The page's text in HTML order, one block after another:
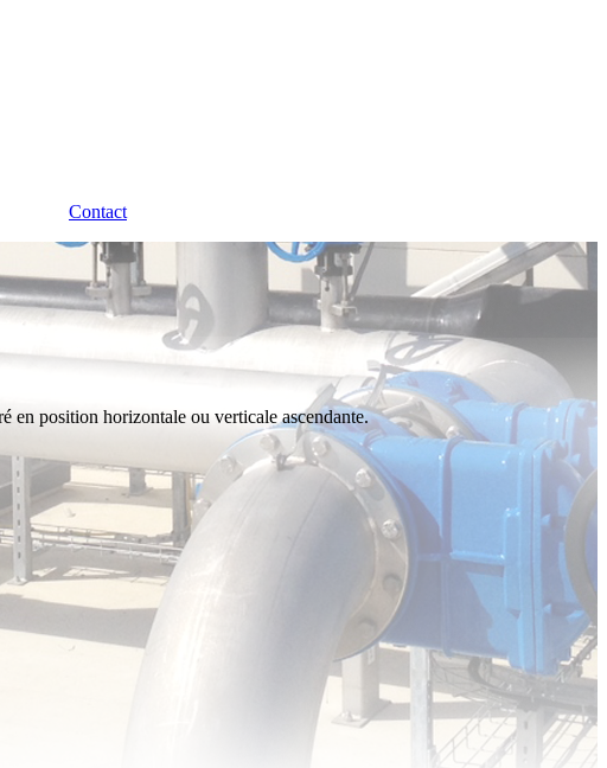
Contact
en position horizontale ou verticale ascendante.